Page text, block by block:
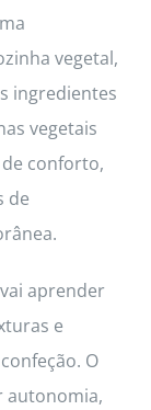
vegetal,
ingredientes
vegetais
conforto,
de
aprender
e
O
autonomia,